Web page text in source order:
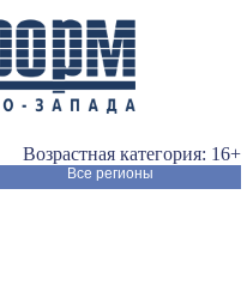
Возрастная категория: 16+
Все регионы